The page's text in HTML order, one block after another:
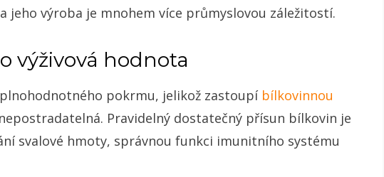
jeho výroba je mnohem více průmyslovou záležitostí.
výživová hodnota
pokrmu, jelikož zastoupí bílkovinnou
nepostradatelná. Pravidelný dostatečný přísun bílkovin je
svalové hmoty, správnou funkci imunitního systému